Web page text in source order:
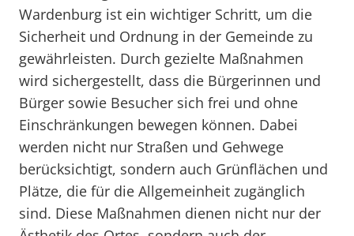
Wardenburg ist ein wichtiger Schritt, um die
Sicherheit und Ordnung in der Gemeinde zu
gewährleisten. Durch gezielte Maßnahmen
wird sichergestellt, dass die Bürgerinnen und
Bürger sowie Besucher sich frei und ohne
Einschränkungen bewegen können. Dabei
werden nicht nur Straßen und Gehwege
berücksichtigt, sondern auch Grünflächen und
Plätze, die für die Allgemeinheit zugänglich
sind. Diese Maßnahmen dienen nicht nur der